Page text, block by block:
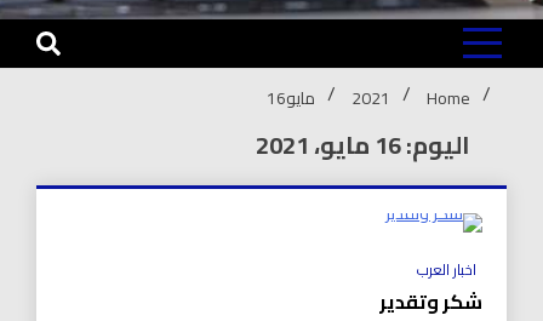
Home
2021 مايو16
اليوم: 16 مايو، 2021
اخبار العرب
شكر وتقدير